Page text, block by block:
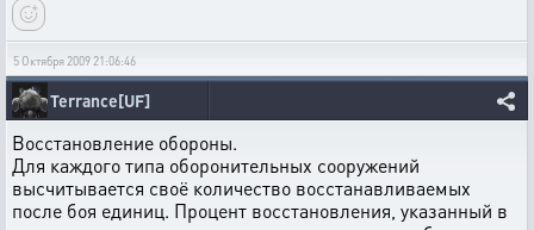
5 Октября 2009 21:06:46
Terrance[UF]
Восстановление обороны.
Для каждого типа оборонительных сооружений
высчитывается своё количество восстанавливаемых
после боя единиц. Процент восстановления, указанный в